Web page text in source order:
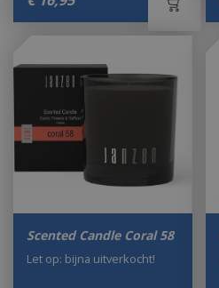
Scented Candle Coral 58
Let op: bijna uitverkocht!